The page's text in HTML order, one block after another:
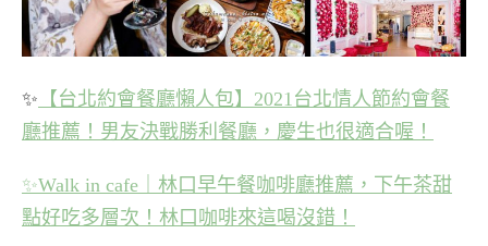
✨ 【台北約會餐廳懶人包】2021台北情人節約會餐
廳推薦！男友決戰勝利餐廳，慶生也很適合喔！
✨Walk in cafe｜林口早午餐咖啡廳推薦，下午茶甜
點好吃多層次！林口咖啡來這喝沒錯！